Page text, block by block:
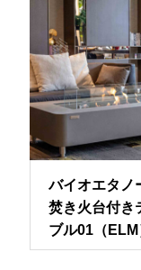
バイオエタノ
焚き火台付き
ブル01（ELM